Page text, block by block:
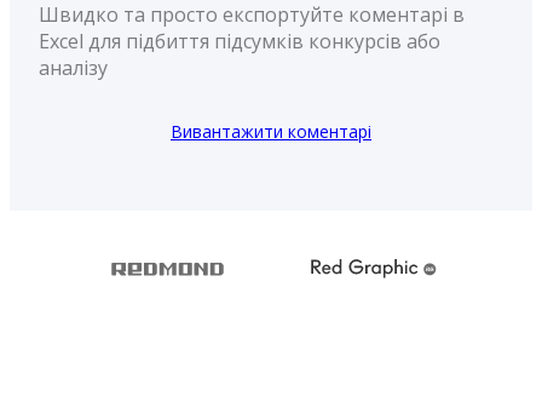
Швидко та просто експортуйте коментарі в
Excel для підбиття підсумків конкурсів або
аналізу
Вивантажити коментарі